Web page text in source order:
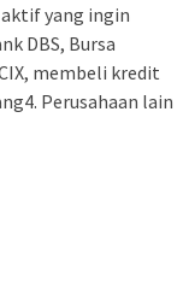
yang ingin
DBS, Bursa
membeli kredit
Perusahaan lain